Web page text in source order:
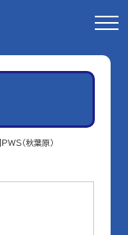
PWS（秋葉原）